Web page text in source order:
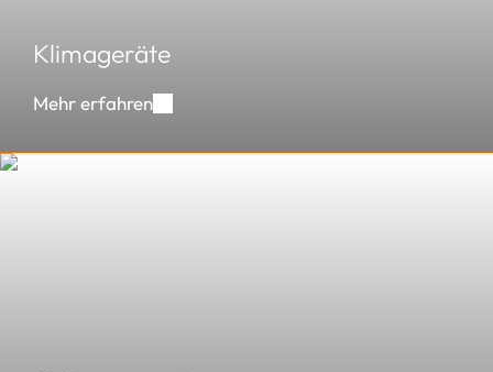
Klimageräte
Mehr erfahren
Kaltwassersätze